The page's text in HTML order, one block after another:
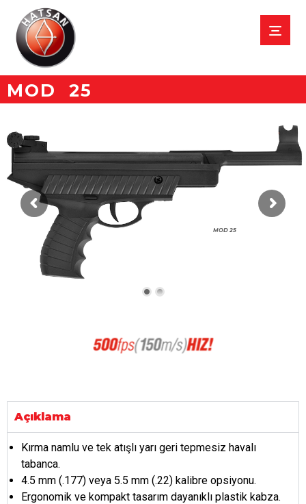
MOD 25
MOD 25
Açıklama
Kırma namlu ve tek atışlı yarı geri tepmesiz havalı
tabanca.
4.5 mm (.177) veya 5.5 mm (.22) kalibre opsiyonu.
Ergonomik ve kompakt tasarım dayanıklı plastik kabza.